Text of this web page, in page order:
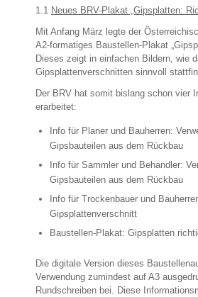
1.1 Neues BRV-Plakat „Gipsplatten:
Mit Anfang März legte der
A2-formatiges Baustellen-Plakat
Dieses zeigt in einfachen Bildern, wie
Gipsplattenverschnitten sinnvoll
Der BRV hat somit bislang schon vier
erarbeitet:
Info für Planer und Bauherren:
Gipsbauteilen aus dem Rückbau
Info für Sammler und Behandler:
Gipsbauteilen aus dem Rückbau
Info für Trockenbauer und
Gipsplattenverschnitt
Baustellen-Plakat: Gipsplatten
Die digitale Version dieses
Verwendung zumindest auf A3
Rundschreiben bei. Diese